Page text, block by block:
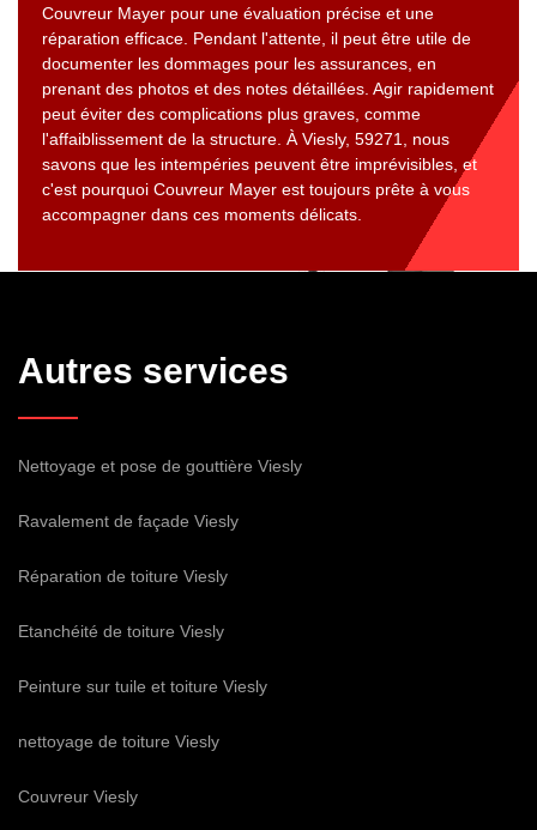
Couvreur Mayer pour une évaluation précise et une
réparation efficace. Pendant l'attente, il peut être utile de
documenter les dommages pour les assurances, en
prenant des photos et des notes détaillées. Agir rapidement
peut éviter des complications plus graves, comme
l'affaiblissement de la structure. À Viesly, 59271, nous
savons que les intempéries peuvent être imprévisibles, et
c'est pourquoi Couvreur Mayer est toujours prête à vous
accompagner dans ces moments délicats.
Autres services
Nettoyage et pose de gouttière Viesly
Ravalement de façade Viesly
Réparation de toiture Viesly
Etanchéité de toiture Viesly
Peinture sur tuile et toiture Viesly
nettoyage de toiture Viesly
Couvreur Viesly